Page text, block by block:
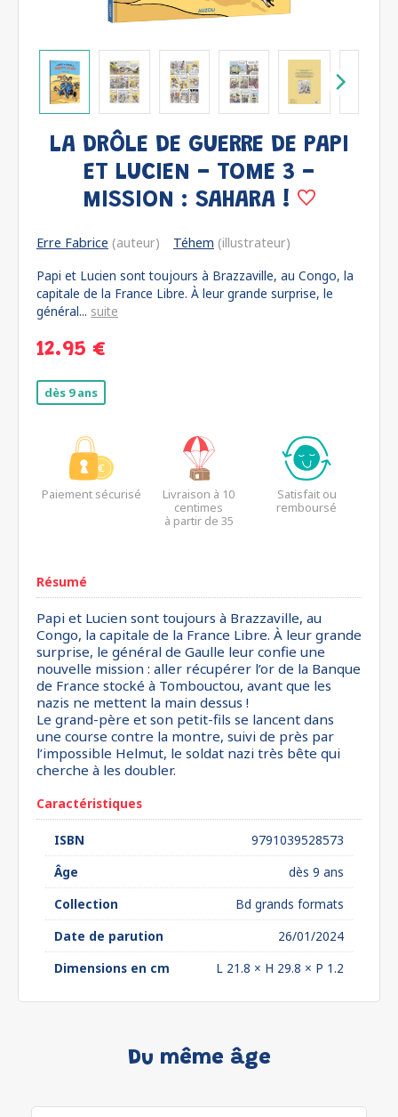
LA DRÔLE DE GUERRE DE PAPI
ET LUCIEN - TOME 3 -
MISSION : SAHARA !
Erre Fabrice (auteur) Téhem (illustrateur)
Papi et Lucien sont toujours à Brazzaville, au Congo, la
capitale de la France Libre. À leur grande surprise, le
général... suite
12.95 €
dès 9 ans
Paiement sécurisé
Livraison à 10
centimes
à partir de 35
Satisfait ou
remboursé
Résumé
Papi et Lucien sont toujours à Brazzaville, au
Congo, la capitale de la France Libre. À leur grande
surprise, le général de Gaulle leur confie une
nouvelle mission : aller récupérer l’or de la Banque
de France stocké à Tombouctou, avant que les
nazis ne mettent la main dessus !
Le grand-père et son petit-fils se lancent dans
une course contre la montre, suivi de près par
l’impossible Helmut, le soldat nazi très bête qui
cherche à les doubler.
Caractéristiques
ISBN
9791039528573
Âge
dès 9 ans
Collection
Bd grands formats
Date de parution
26/01/2024
Dimensions en cm
L 21.8 × H 29.8 × P 1.2
Du même âge